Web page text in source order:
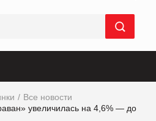
Все новости
увеличилась на 4,6% — до